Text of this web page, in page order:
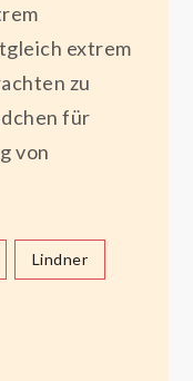
extrem
zu
für
von
Lindner